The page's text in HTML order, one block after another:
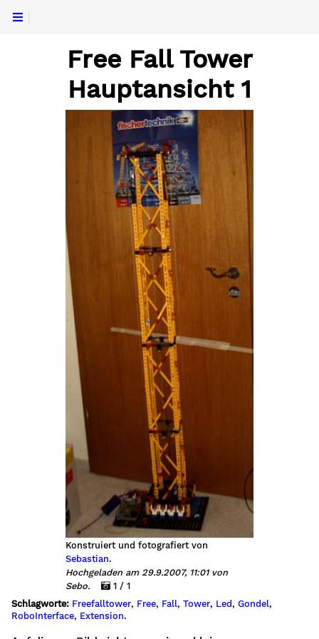
Free Fall Tower
Hauptansicht 1
Konstruiert und fotografiert von
Sebastian.
Hochgeladen am 29.9.2007, 11:01 von
Sebo.
1 / 1
Schlagworte: Freefalltower, Free, Fall, Tower, Led, Gondel,
RoboInterface, Extension.